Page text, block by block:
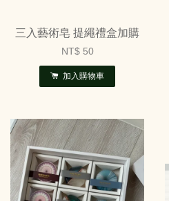
三入藝術皂 提繩禮盒加購
NT$ 50
加入購物車